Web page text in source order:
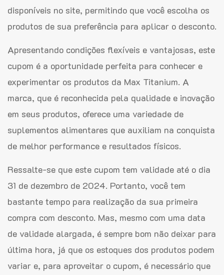
disponíveis no site, permitindo que você escolha os
produtos de sua preferência para aplicar o desconto.
Apresentando condições flexíveis e vantajosas, este
cupom é a oportunidade perfeita para conhecer e
experimentar os produtos da Max Titanium. A
marca, que é reconhecida pela qualidade e inovação
em seus produtos, oferece uma variedade de
suplementos alimentares que auxiliam na conquista
de melhor performance e resultados físicos.
Ressalte-se que este cupom tem validade até o dia
31 de dezembro de 2024. Portanto, você tem
bastante tempo para realização da sua primeira
compra com desconto. Mas, mesmo com uma data
de validade alargada, é sempre bom não deixar para
última hora, já que os estoques dos produtos podem
variar e, para aproveitar o cupom, é necessário que